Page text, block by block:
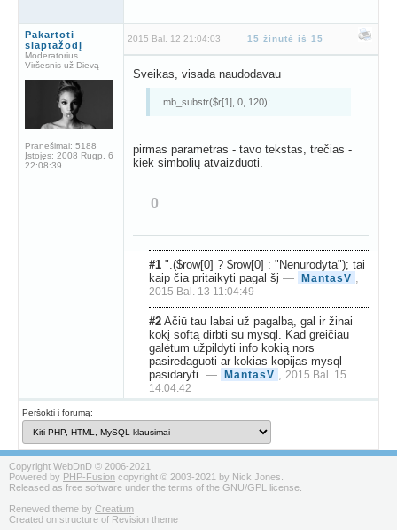
Pakartoti
slaptažodį
Moderatorius
Viršesnis už Dievą
Pranešimai: 5188
Įstojęs: 2008 Rugp. 6
22:08:39
2015 Bal. 12 21:04:03 15 žinutė iš 15
Sveikas, visada naudodavau
mb_substr($r[1], 0, 120);
pirmas parametras - tavo tekstas, trečias -
kiek simbolių atvaizduoti.
0
#1 ".($row[0] ? $row[0] : "Nenurodyta"); tai
kaip čia pritaikyti pagal šį — MantasV
2015 Bal. 13 11:04:49
#2 Ačiū tau labai už pagalbą, gal ir žinai
kokį softą dirbti su mysql. Kad greičiau
galėtum užpildyti info kokią nors
pasiredaguoti ar kokias kopijas mysql
pasidaryti. — MantasV
2015 Bal. 15
14:04:42
Peršokti į forumą:
Copyright WebDnD © 2006-2021
Powered by PHP-Fusion copyright © 2003-2021 by Nick Jones.
Released as free software under the terms of the GNU/GPL license.
Renewed theme by Creatium
Created on structure of Revision theme